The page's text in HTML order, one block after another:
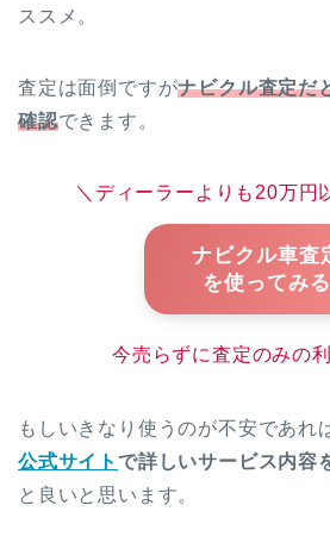
ススメ。
査定は面倒ですがナビクル査定だ
確認できます。
＼ディーラーよりも20万円
ナビクル車査
を使ってみる
今売らずに査定のみの
もしいきなり使うのが不安であれ
公式サイト で詳しいサービス内容
と良いと思います。